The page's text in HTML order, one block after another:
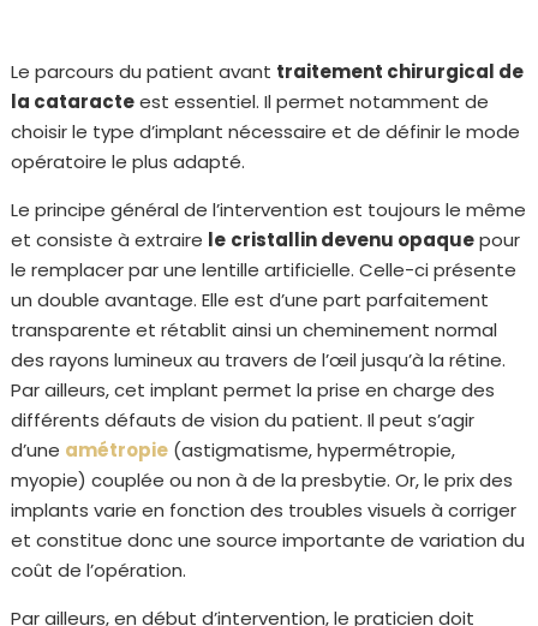
Le parcours du patient avant traitement chirurgical de
la cataracteest essentiel. Il permet notamment de
choisir le type d’implant nécessaire et de définir le mode
opératoire le plus adapté.
Le principe général de l’intervention est toujours le même
et consiste à extraire le cristallin devenu opaquepour
le remplacer par une lentille artificielle. Celle-ci présente
un double avantage. Elle est d’une part parfaitement
transparente et rétablit ainsi un cheminement normal
des rayons lumineux au travers de l’œil jusqu’à la rétine.
Par ailleurs, cet implant permet la prise en charge des
différents défauts de vision du patient. Il peut s’agir
d’une amétropie(astigmatisme, hypermétropie,
myopie) couplée ou non à de la presbytie. Or, le prix des
implants varie en fonction des troubles visuels à corriger
et constitue donc une source importante de variation du
coût de l’opération.
Par ailleurs, en début d’intervention, le praticien doit